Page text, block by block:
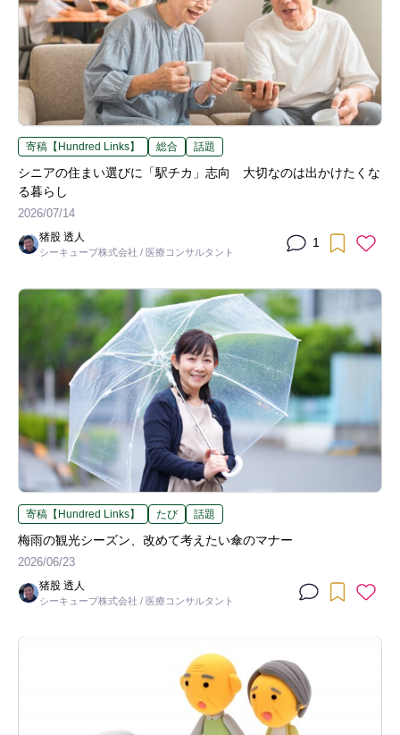
寄稿【Hundred Links】 総合 話題
シニアの住まい選びに「駅チカ」志向 大切なのは出かけたくな
る暮らし
2026/07/14
猪股 透人
シーキューブ株式会社 / 医療コンサルタント
1
寄稿【Hundred Links】 たび 話題
梅雨の観光シーズン、改めて考えたい傘のマナー
2026/06/23
猪股 透人
シーキューブ株式会社 / 医療コンサルタント